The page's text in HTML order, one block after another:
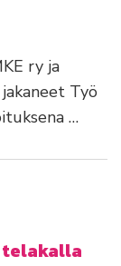
ry ja
Työ
…